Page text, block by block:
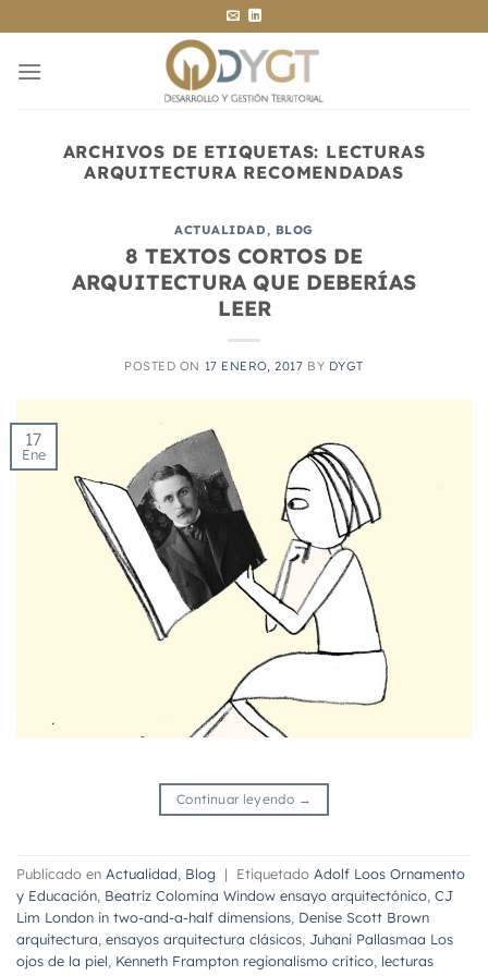
al
contenido
ARCHIVOS DE ETIQUETAS: LECTURAS
ARQUITECTURA RECOMENDADAS
ACTUALIDAD, BLOG
8 TEXTOS CORTOS DE
ARQUITECTURA QUE DEBERÍAS
LEER
POSTED ON 17 ENERO, 2017 BY DYGT
17
Ene
Continuar leyendo →
Publicado en Actualidad, Blog | Etiquetado Adolf Loos Ornamento
y Educación, Beatriz Colomina Window ensayo arquitectónico, CJ
Lim London in two-and-a-half dimensions, Denise Scott Brown
arquitectura, ensayos arquitectura clásicos, Juhani Pallasmaa Los
ojos de la piel, Kenneth Frampton regionalismo crítico, lecturas